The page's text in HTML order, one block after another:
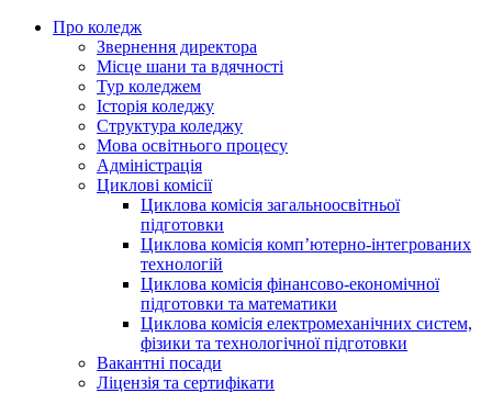
Про коледж
Звернення директора
Місце шани та вдячності
Тур коледжем
Історія коледжу
Структура коледжу
Мова освітнього процесу
Адміністрація
Циклові комісії
Циклова комісія загальноосвітньої
підготовки
Циклова комісія комп’ютерно-інтегрованих
технологій
Циклова комісія фінансово-економічної
підготовки та математики
Циклова комісія електромеханічних систем,
фізики та технологічної підготовки
Вакантні посади
Ліцензія та сертифікати